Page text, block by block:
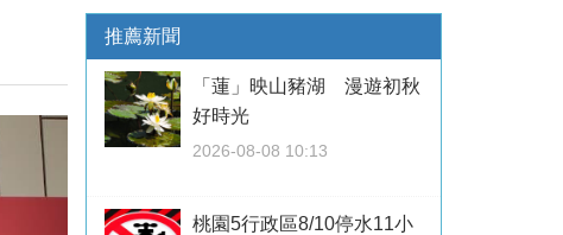
推薦新聞
「蓮」映山豬湖 漫遊初秋
好時光
2026-08-08 10:13
桃園5行政區8/10停水11小